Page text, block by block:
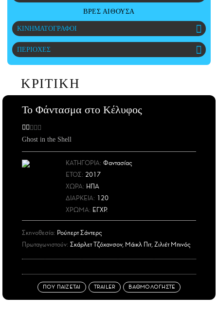
ΑΜΠΑ
PRINT
ΒΡΕΣ ΑΙΘΟΥΣΑ
ΚΙΝΗΜΑΤΟΓΡΑΦΟΙ
ΠΕΡΙΟΧΕΣ
ΚΡΙΤΙΚΗ
Το Φάντασμα στο Κέλυφος
Ghost in the Shell
ΚΑΤΗΓΟΡΙΑ: Φαντασίας
ΕΤΟΣ: 2017
ΧΩΡΑ: ΗΠΑ
ΔΙΑΡΚΕΙΑ: 120
ΧΡΩΜΑ: ΕΓΧΡ.
Σκηνοθεσία: Ρούπερτ Σάντερς
Πρωταγωνιστούν: Σκάρλετ Τζόχανσον, Μάικλ Πιτ, Ζιλιέτ Μπινός
ΠΟΥ ΠΑΙΖΕΤΑΙ TRAILER ΒΑΘΜΟΛΟΓΗΣΤΕ